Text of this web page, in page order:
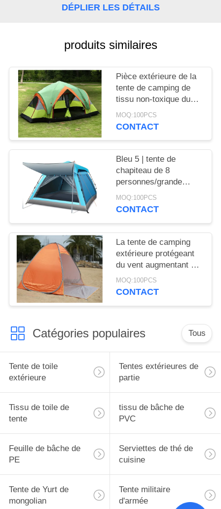
DÉPLIER LES DÉTAILS
produits similaires
Pièce extérieure de la
tente de camping de
tissu non-toxique du
polyester 190T 2 pour
la personne 8 To10
MOQ:100PCS
CONTACT
Bleu 5 | tente de
chapiteau de 8
personnes/grande
couche de tente de
camping double
MOQ:100PCS
CONTACT
La tente de camping
extérieure protégeant
du vent augmentant 3
instantanés
automatiques de
MOQ:100PCS
CONTACT
Catégories populaires Tous
Tente de toile
extérieure
Tentes extérieures de
partie
Tissu de toile de
tente
tissu de bâche de
PVC
Feuille de bâche de
PE
Serviettes de thé de
cuisine
Tente de Yurt de
mongolian
Tente militaire
d'armée